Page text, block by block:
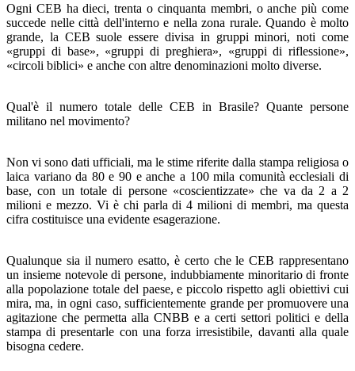
Ogni CEB ha dieci, trenta o cinquanta membri, o anche più come
succede nelle città dell'interno e nella zona rurale. Quando è molto
grande, la CEB suole essere divisa in grup­pi minori, noti come
«gruppi di base», «gruppi di preghie­ra», «gruppi di riflessione»,
«circoli biblici» e anche con al­tre denominazioni molto diverse.
Qual'è il numero totale delle CEB in Brasile? Quante per­sone
militano nel movimento?
Non vi sono dati ufficiali, ma le stime riferite dalla stam­pa religiosa o
laica variano da 80 e 90 e anche a 100 mila comunità ecclesiali di
base, con un totale di persone «co­scientizzate» che va da 2 a 2
milioni e mezzo. Vi è chi parla di 4 milioni di membri, ma questa
cifra costituisce una evidente esagerazione.
Qualunque sia il numero esatto, è certo che le CEB rap­presentano
un insieme notevole di persone, indubbiamente minoritario di fronte
alla popolazione totale del paese, e piccolo rispetto agli obiettivi cui
mira, ma, in ogni caso, suf­ficientemente grande per promuovere una
agitazione che permetta alla CNBB e a certi settori politici e della
stampa di presentarle con una forza irresistibile, davanti alla quale
bisogna cedere.